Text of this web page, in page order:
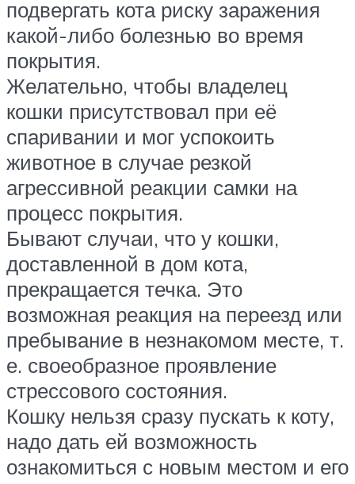
подвергать кота риску заражения
какой-либо болезнью во время
покрытия.
Желательно, чтобы владелец
кошки присутствовал при её
спаривании и мог успокоить
животное в случае резкой
агрессивной реакции самки на
процесс покрытия.
Бывают случаи, что у кошки,
доставленной в дом кота,
прекращается течка. Это
возможная реакция на переезд или
пребывание в незнакомом месте, т.
е. своеобразное проявление
стрессового состояния.
Кошку нельзя сразу пускать к коту,
надо дать ей возможность
ознакомиться с новым местом и его